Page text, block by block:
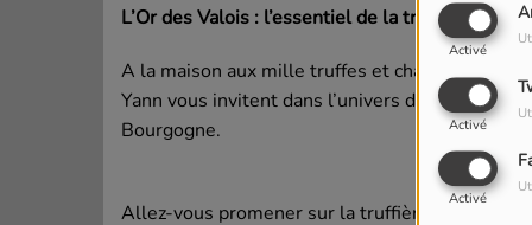
Activé
Activé
Activé
L’Or des Valois : l’essentiel de la truffe de
A la maison aux mille truffes et champignons
Yann vous invitent dans l’univers de la Truffe
Bourgogne.
Allez-vous promener sur la truffière pour les